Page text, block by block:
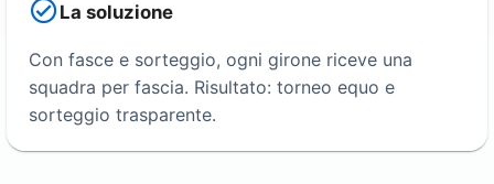
La soluzione
Con fasce e sorteggio, ogni girone riceve una
squadra per fascia. Risultato: torneo equo e
sorteggio trasparente.